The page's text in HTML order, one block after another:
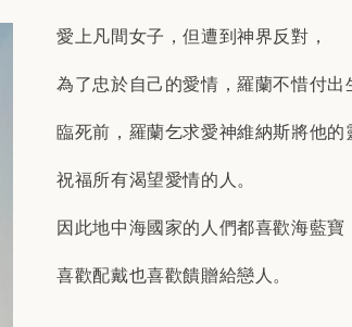
愛上凡間女子，但遭到神界反對，
為了忠於自己的愛情，羅蘭不惜付出
臨死前，羅蘭乞求愛神維納斯將他的
祝福所有渴望愛情的人。
因此地中海國家的人們都喜歡海藍寶
喜歡配戴也喜歡饋贈給戀人。